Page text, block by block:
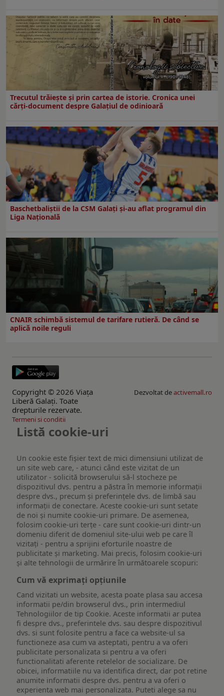
Trecutul trăiește și prin cartea de istorie. Cronica unei
cărți-document despre Galațiul de odinioară
Baschetbaliștii de la CSM Galați și-au aflat programul din
Liga Națională
CNAIR schimbă sistemul de tarifare rutieră. De când se
aplică noile reguli
Copyright © 2026 Viaţa
Liberă Galaţi. Toate
drepturile rezervate.
Dezvoltat deactivemall.ro
Termeni si conditii
Listă cookie-uri
Un cookie este fişier text de mici dimensiuni utilizat de
un site web care, - atunci când este vizitat de un
utilizator - solicită browserului să-l stocheze pe
dispozitivul dvs. pentru a păstra în memorie informații
despre dvs., precum și preferințele dvs. de limbă sau
informații de conectare. Aceste cookie-uri sunt setate
de noi și numite cookie-uri primare. De asemenea,
folosim cookie-uri terțe - care sunt cookie-uri dintr-un
domeniu diferit de domeniul site-ului web pe care îl
vizitați - pentru a sprijini eforturile noastre de
publicitate și marketing. Mai precis, folosim cookie-uri
și alte tehnologii de urmărire în următoarele scopuri:
Cum vă exprimați opțiunile
Cand vizitati un website, acesta poate plasa sau accesa
informatii pe/din browserul dvs., prin intermediul
Tehnologiilor de tip Cookie. Aceste informatii ar putea
fi despre dvs., preferintele dvs. sau despre dispozitivul
dvs. si sunt folosite pentru a face ca website-ul sa
functioneze asa cum va asteptati, pentru a va oferi
publicitate personalizata si pentru a va oferi
functionalitati aferente retelelor de socializare. De
obicei, informatiile nu va identifica direct, dar pot retine
anumite informatii despre dvs. pentru a va oferi o
experienta web mai personalizata. Puteti alege sa nu